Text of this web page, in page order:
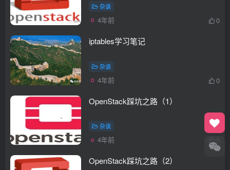
杂谈
4年前 0
iptables学习笔记
杂谈
4年前 0
OpenStack踩坑之路（1）
杂谈
4年前
OpenStack踩坑之路（2）